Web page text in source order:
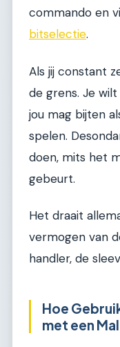
commando en
bitselectie.
Als jij constant
de grens. Je
jou mag bijten
spelen.
doen, mits het
gebeurt.
Het draait
vermogen van
handler, de
Hoe
met een